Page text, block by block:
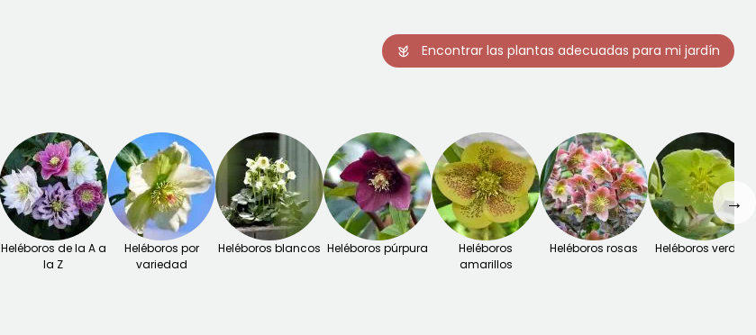
Encontrar las plantas adecuadas para mi jardín
Heléboros de la A a
la Z
Heléboros por
variedad
Heléboros blancos Heléboros púrpura
Heléboros
amarillos
Heléboros rosas Heléboros verdes
→